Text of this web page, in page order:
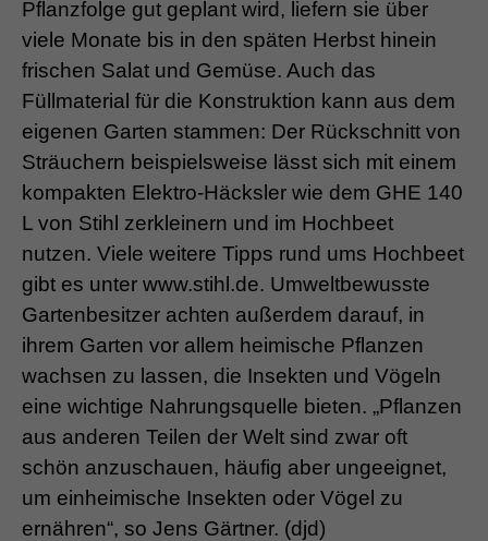
Pflanzfolge gut geplant wird, liefern sie über
viele Monate bis in den späten Herbst hinein
frischen Salat und Gemüse. Auch das
Füllmaterial für die Konstruktion kann aus dem
eigenen Garten stammen: Der Rückschnitt von
Sträuchern beispielsweise lässt sich mit einem
kompakten Elektro-Häcksler wie dem GHE 140
L von Stihl zerkleinern und im Hochbeet
nutzen. Viele weitere Tipps rund ums Hochbeet
gibt es unter www.stihl.de. Umweltbewusste
Gartenbesitzer achten außerdem darauf, in
ihrem Garten vor allem heimische Pflanzen
wachsen zu lassen, die Insekten und Vögeln
eine wichtige Nahrungsquelle bieten. „Pflanzen
aus anderen Teilen der Welt sind zwar oft
schön anzuschauen, häufig aber ungeeignet,
um einheimische Insekten oder Vögel zu
ernähren“, so Jens Gärtner. (djd)